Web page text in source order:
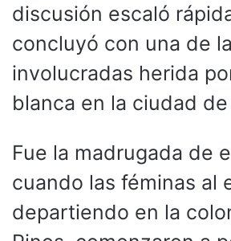
discusión escaló
concluyó con una de
involucradas herida
blanca en la ciudad
Fue la madrugada de
cuando las féminas al
departiendo en la